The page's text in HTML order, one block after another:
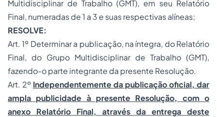
Multidisciplinar de Trabalho (GMT), em seu Relatório
Final, numeradas de 1 a 3 e suas respectivas alíneas;
RESOLVE:
Art. 1º Determinar a publicação, na íntegra, do Relatório
Final, do Grupo Multidisciplinar de Trabalho (GMT),
fazendo-o parte integrante da presente Resolução.
Art. 2º Independentemente da publicação oficial, dar
ampla publicidade à presente Resolução, com o
anexo Relatório Final, através da entrega deste